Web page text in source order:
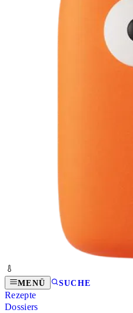
MENÜ SUCHE
Rezepte
Dossiers